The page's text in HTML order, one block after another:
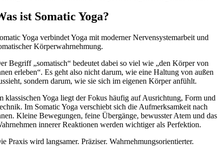
ist Somatic Yoga?
Yoga verbindet Yoga mit moderner Nervensystemarbeit und
Körperwahrnehmung.
Begriff „somatisch“ bedeutet dabei so viel wie „den Körper von
erleben“. Es geht also nicht darum, wie eine Haltung von außen
sondern darum, wie sie sich im eigenen Körper anfühlt.
klassischen Yoga liegt der Fokus häufig auf Ausrichtung, Form und
Im Somatic Yoga verschiebt sich die Aufmerksamkeit nach
Kleine Bewegungen, feine Übergänge, bewusster Atem und das
innerer Reaktionen werden wichtiger als Perfektion.
Praxis wird langsamer. Präziser. Wahrnehmungsorientierter.